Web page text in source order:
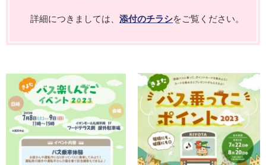
詳細につきましては、 添付のチラシをご覧ください。